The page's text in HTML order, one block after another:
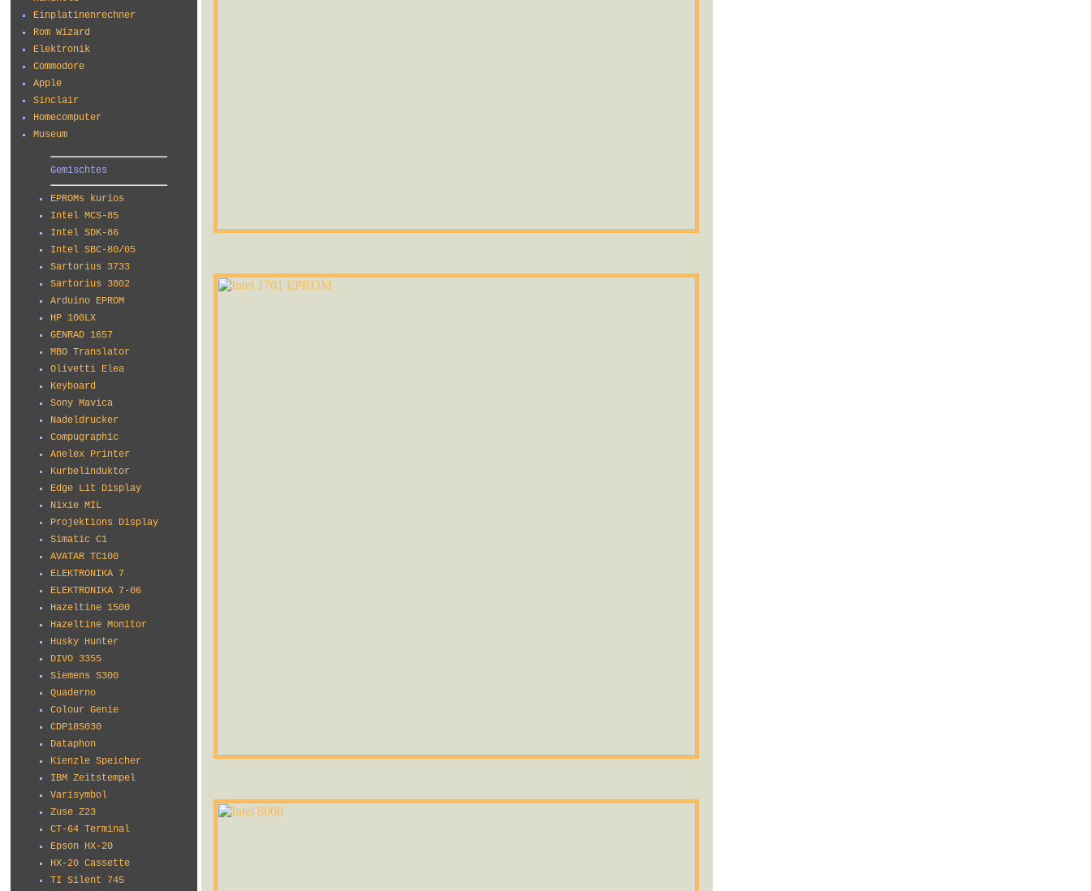
Einplatinenrechner
Rom Wizard
Elektronik
Commodore
Apple
Sinclair
Homecomputer
Museum
Gemischtes
EPROMs kurios
Intel MCS-85
Intel SDK-86
Intel SBC-80/05
Sartorius 3733
Sartorius 3802
Arduino EPROM
HP 100LX
GENRAD 1657
MBO Translator
Olivetti Elea
Keyboard
Sony Mavica
Nadeldrucker
Compugraphic
Anelex Printer
Kurbelinduktor
Edge Lit Display
Nixie MIL
Projektions Display
Simatic C1
AVATAR TC100
ELEKTRONIKA 7
ELEKTRONIKA 7-06
Hazeltine 1500
Hazeltine Monitor
Husky Hunter
DIVO 3355
Siemens S300
Quaderno
Colour Genie
CDP18S030
Dataphon
Kienzle Speicher
IBM Zeitstempel
Varisymbol
Zuse Z23
CT-64 Terminal
Epson HX-20
HX-20 Cassette
TI Silent 745